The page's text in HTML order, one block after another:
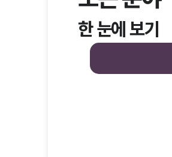
한 눈에 보기